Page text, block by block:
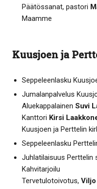
Päätössanat, pastori
Maamme
Kuusjoen ja
Seppeleenlasku
Jumalanpalvelus
Aluekappalainen Suvi
Kanttori Kirsi
Kuusjoen ja Perttelin
Seppeleenlasku
Juhlatilaisuus Perttelin
Kahvitarjoilu
Tervetulotoivotus,